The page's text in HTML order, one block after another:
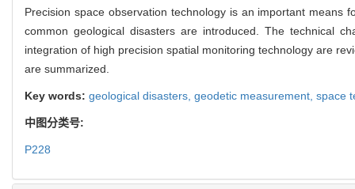
Precision space observation technology is an important means
common geological disasters are introduced. The technical
integration of high precision spatial monitoring technology are
are summarized.
Key words: geological disasters, geodetic measurement, space
中图分类号:
P228